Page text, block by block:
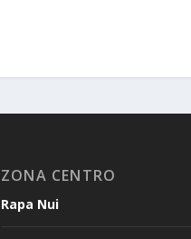
ZONA CENTRO
Rapa Nui